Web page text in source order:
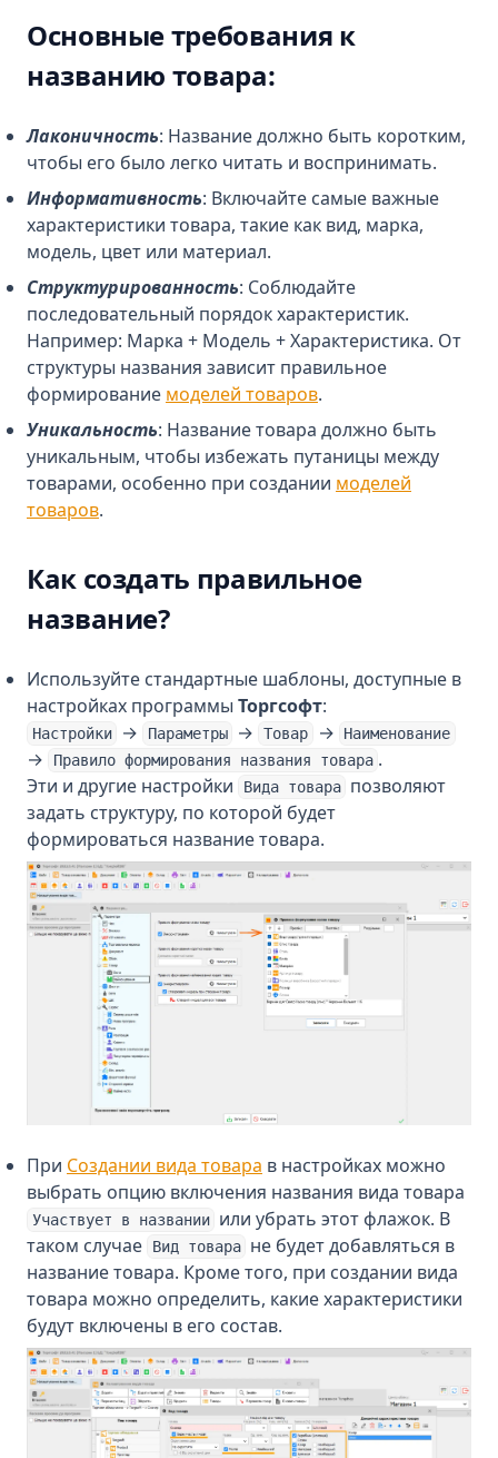
Основные требования к
названию товара:
Лаконичность: Название должно быть коротким,
чтобы его было легко читать и воспринимать.
Информативность: Включайте самые важные
характеристики товара, такие как вид, марка,
модель, цвет или материал.
Структурированность: Соблюдайте
последовательный порядок характеристик.
Например: Марка + Модель + Характеристика. От
структуры названия зависит правильное
формирование моделей товаров.
Уникальность: Название товара должно быть
уникальным, чтобы избежать путаницы между
товарами, особенно при создании моделей
товаров.
Как создать правильное
название?
Используйте стандартные шаблоны, доступные в
настройках программы Торгсофт:
Настройки → Параметры → Товар → Наименование
→ Правило формирования названия товара .
Эти и другие настройки
Вида товара позволяют
задать структуру, по которой будет
формироваться название товара.
При Создании вида товара в настройках можно
выбрать опцию включения названия вида товара
Участвует в названии или убрать этот флажок. В
таком случае
Вид товара не будет добавляться в
название товара. Кроме того, при создании вида
товара можно определить, какие характеристики
будут включены в его состав.